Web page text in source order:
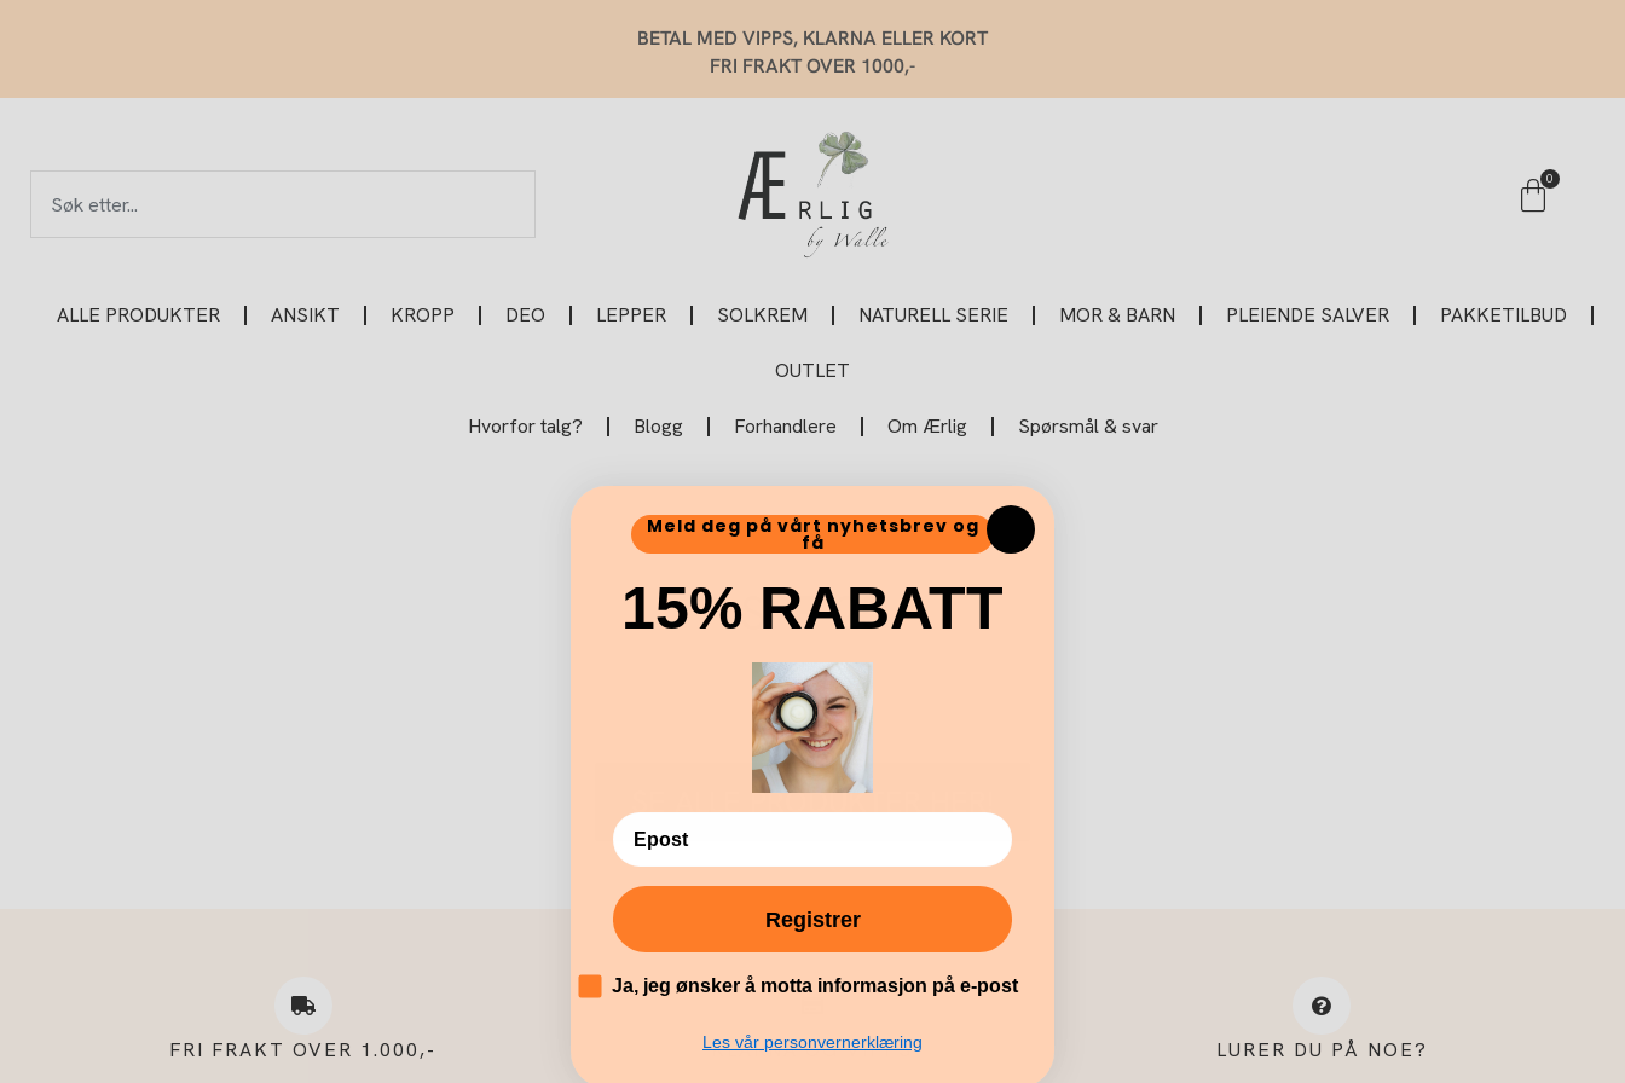
innholdet
BETAL MED VIPPS, KLARNA ELLER KORT
FRI FRAKT OVER 1000,-
0
ALLE PRODUKTER ANSIKT KROPP DEO LEPPER SOLKREM NATURELL SERIE MOR & BARN PLEIENDE SALVER PAKKETILBUD
OUTLET
Hvorfor talg? Blogg Forhandlere Om Ærlig Spørsmål & svar
SPF 25
SE ALLE PRODUKTER HER!
FRI FRAKT OVER 1.000,- KLARNA OG VIPPS LURER DU PÅ NOE?
Meld deg på vårt nyhetsbrev og
få
15% RABATT
Registrer
´ Ja, jeg ønsker å motta informasjon på e-post
Les vår personvernerklæring